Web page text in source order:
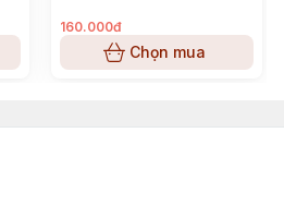
160.000đ
Chọn mua